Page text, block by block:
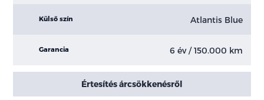
Külső szín Atlantis Blue
Garancia 6 év / 150.000 km
Értesítés árcsökkenésről